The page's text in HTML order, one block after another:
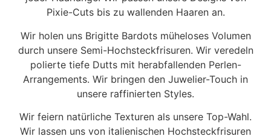
Pixie-Cuts bis zu wallenden Haaren an.
Wir holen uns Brigitte Bardots müheloses Volumen
durch unsere Semi-Hochsteckfrisuren. Wir veredeln
polierte tiefe Dutts mit herabfallenden Perlen-
Arrangements. Wir bringen den Juwelier-Touch in
unsere raffinierten Styles.
Wir feiern natürliche Texturen als unsere Top-Wahl.
Wir lassen uns von italienischen Hochsteckfrisuren